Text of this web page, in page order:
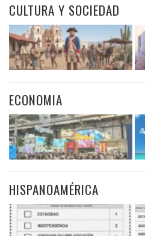
CULTURA Y SOCIEDAD
ECONOMIA
HISPANOAMÉRICA